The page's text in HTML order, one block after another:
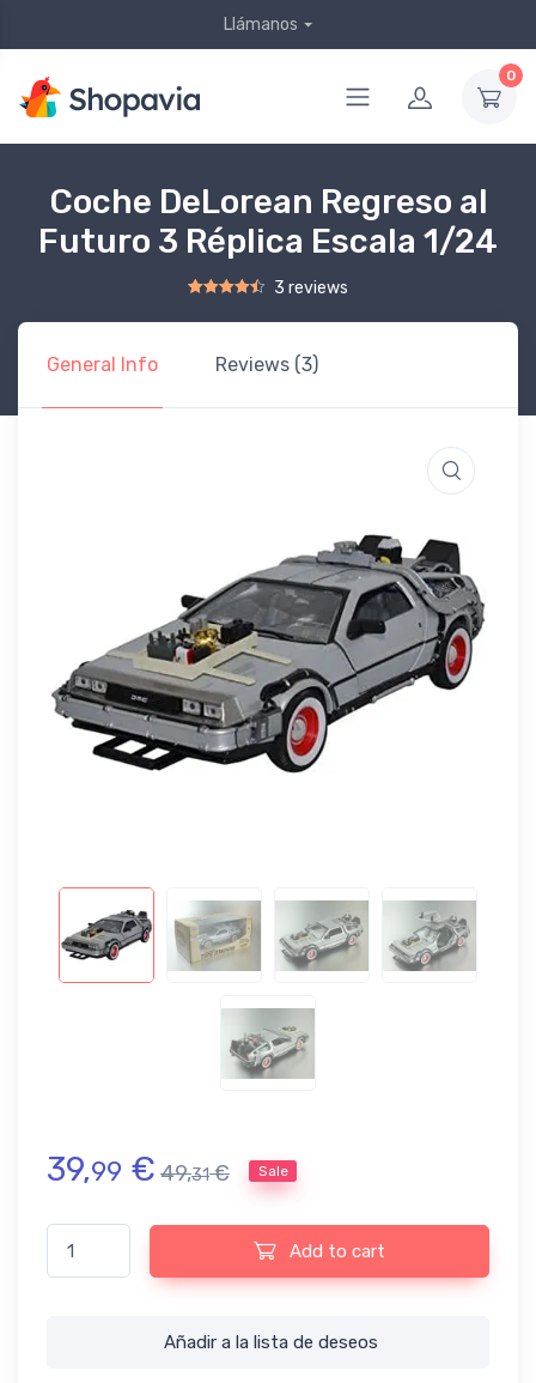
Llámanos
0
Coche DeLorean Regreso al
Futuro 3 Réplica Escala 1/24
Rated4.50out of 5 based on
2 customer ratings
3 reviews
General Info Reviews (3)
39,99 € 49,31 € Sale
Coche DeLorean Regreso al Futuro 3 Réplica Escala 1/24
Add to cart
Añadir a la lista de deseos